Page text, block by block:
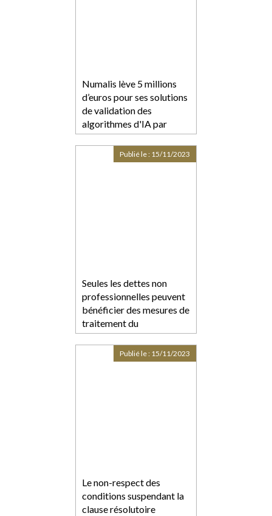
Numalis lève 5 millions
d’euros pour ses solutions
de validation des
algorithmes d'IA par
méthode formelle
Seules les dettes non
professionnelles peuvent
bénéficier des mesures de
traitement du
surendettement des
particuliers
Publié le : 15/11/2023
Le non-respect des
conditions suspendant la
clause résolutoire
Publié le : 15/11/2023